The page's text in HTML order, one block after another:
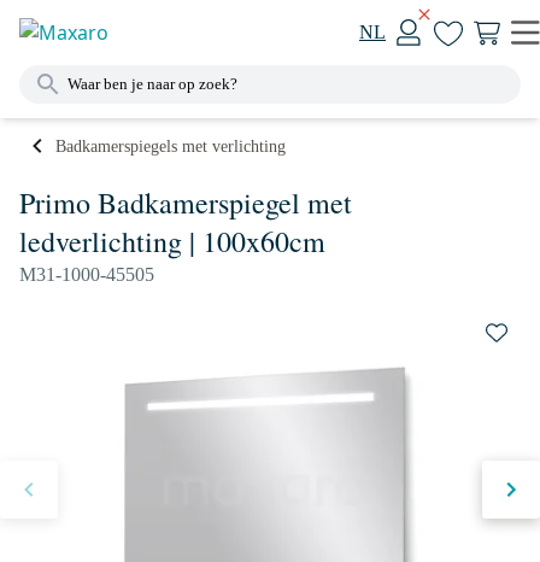
NL
Badkamerspiegels met verlichting
Primo Badkamerspiegel met
ledverlichting | 100x60cm
M31-1000-45505